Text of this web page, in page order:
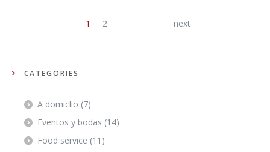
1 2 next
CATEGORIES
A domiclio (7)
Eventos y bodas (14)
Food service (11)